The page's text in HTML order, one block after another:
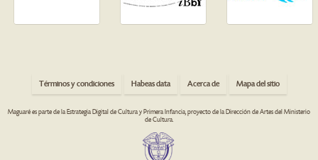
Términos y condiciones Habeas data Acerca de Mapa del sitio
Maguaré es parte de la Estrategia Digital de Cultura y Primera Infancia, proyecto de la Dirección de Artes del Ministerio
de Cultura.